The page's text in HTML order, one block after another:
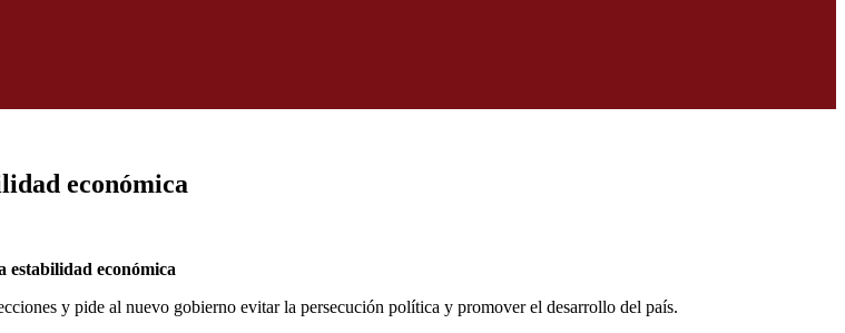
económica
estabilidad económica
y pide al nuevo gobierno evitar la persecución política y promover el desarrollo del país.